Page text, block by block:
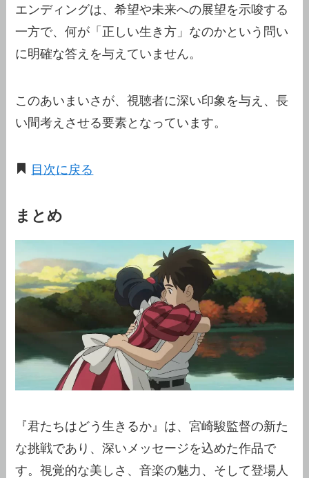
エンディングは、希望や未来への展望を示唆する
一方で、何が「正しい生き方」なのかという問い
に明確な答えを与えていません。
このあいまいさが、視聴者に深い印象を与え、長
い間考えさせる要素となっています。
目次に戻る
まとめ
『君たちはどう生きるか』は、宮崎駿監督の新た
な挑戦であり、深いメッセージを込めた作品で
す。視覚的な美しさ、音楽の魅力、そして登場人